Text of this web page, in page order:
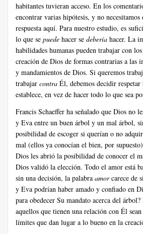
habitantes tuvieran acceso. En los
encontrar varias hipótesis, y no necesitamos
respuesta aquí. Para nuestro estudio, es
lo que se puede hacer se debería hacer. La
habilidades humanas pueden trabajar con
creación de Dios de formas contrarias a las
y mandamientos de Dios. Si queremos
trabajar contra Él, debemos decidir
establece, en vez de hacer todo lo que sea
Francis Schaeffer ha señalado que Dios no
y Eva entre un buen árbol y un mal árbol,
posibilidad de escoger si querían o no
mal (ellos ya conocían el bien, por
Dios les abrió la posibilidad de conocer el
Dios validó la elección. Todo el amor está
sin una decisión, la palabra amorcarece de
y Eva podrían haber amado y confiado en
para obedecer Su mandato acerca del árbol?
aquellos que tienen una relación con Él sean
límites que dan lugar a lo bueno en la